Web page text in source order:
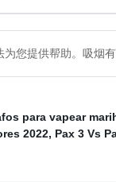
您提供帮助。吸烟
para vapear
2022, Pax 3 Vs